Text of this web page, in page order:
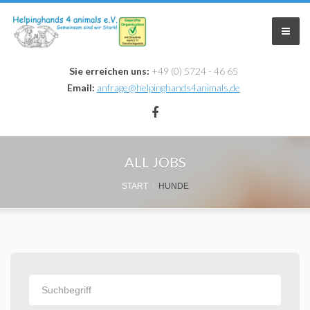
Sie erreichen uns: +49 (0) 5724 - 46 65
Email: anfrage@helpinghands4animals.de
Aktionen
ALL JOBS
START HUNDE